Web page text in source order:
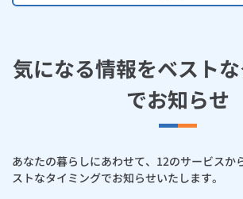
気になる情報をベスト
でお知らせ
あなたの暮らしにあわせて、12のサービスか
ストなタイミングでお知らせいたします。